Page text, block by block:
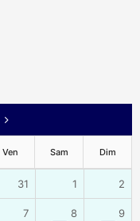
Ven Sam Dim
31 1 2
7 8 9